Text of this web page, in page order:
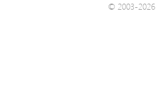
© 2003-2026